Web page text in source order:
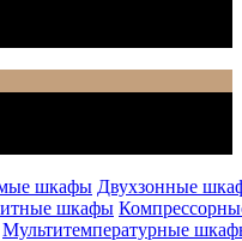
шкафы Двухзонные
шкафы
Мультитемпературные